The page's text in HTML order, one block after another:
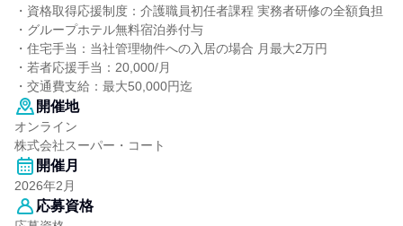
・資格取得応援制度：介護職員初任者課程 実務者研修の全額負担
・グループホテル無料宿泊券付与
・住宅手当：当社管理物件への入居の場合 月最大2万円
・若者応援手当：20,000/月
・交通費支給：最大50,000円迄
開催地
オンライン
株式会社スーパー・コート
開催月
2026年2月
応募資格